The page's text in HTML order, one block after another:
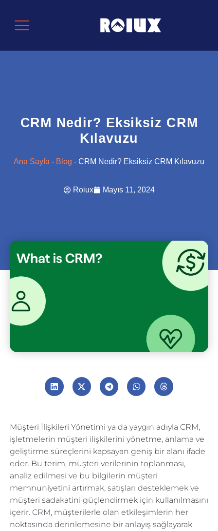
CRM Nedir? Eksiksiz CRM
Kılavuzu
Ana Sayfa - Blog - CRM Nedir? Eksiksiz CRM Kılavuzu
Roiux Mayıs 11, 2024
Müşteri İlişkileri Yönetimi ya da yaygın adıyla CRM,
işletmelerin müşteri ilişkilerini yönetme, anlama ve
geliştirme süreçlerini kapsayan geniş bir alanı ifade
eder. Bu terim, müşteri verilerinin toplanması,
analiz edilmesi ve bu bilgilerin müşteri
memnuniyetini artırmak, satışları desteklemek ve
müşteri sadakatini güçlendirmek için kullanılmasını
içerir. CRM, müşterilerle olan etkileşimlerin her
noktasında derinlemesine bir anlayış sağlayarak